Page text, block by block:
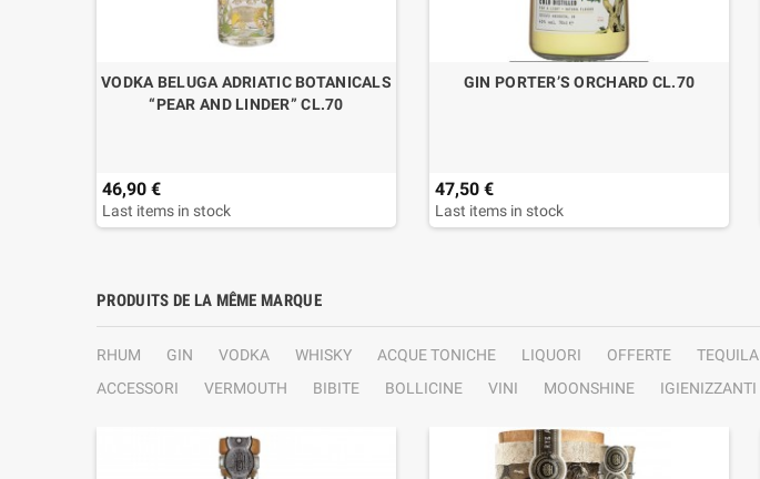
VODKA BELUGA ADRIATIC BOTANICALS
“PEAR AND LINDER” CL.70
46,90 €
Last items in stock
GIN PORTER’S ORCHARD CL.70
47,50 €
Last items in stock
PRODUITS DE LA MÊME MARQUE
RHUM GIN VODKA WHISKY ACQUE TONICHE LIQUORI OFFERTE TEQUILA
ACCESSORI
VERMOUTH BIBITE BOLLICINE VINI MOONSHINE IGIENIZZANTI